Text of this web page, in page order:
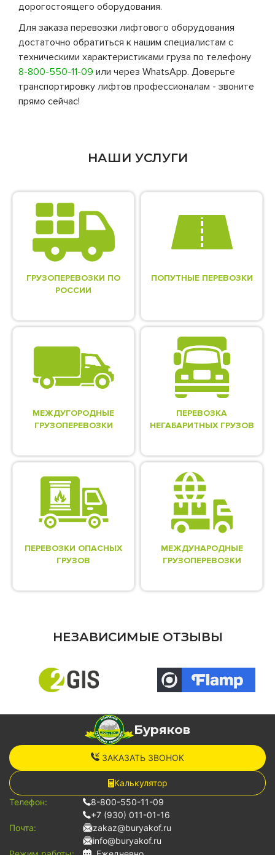
дорогостоящего оборудования.
Для заказа перевозки лифтового оборудования
достаточно обратиться к нашим специалистам с
техническими характеристиками груза по телефону
8-800-550-11-09 или через WhatsApp. Доверьте
транспортировку лифтов профессионалам - звоните
прямо сейчас!
НАШИ УСЛУГИ
ГРУЗОПЕРЕВОЗКИ ПО
РОССИИ
ПОПУТНЫЕ ПЕРЕВОЗКИ
МЕЖДУГОРОДНЫЕ
ГРУЗОПЕРЕВОЗКИ
ПЕРЕВОЗКА
НЕГАБАРИТНЫХ ГРУЗОВ
ПЕРЕВОЗКИ ОПАСНЫХ
ГРУЗОВ
МЕЖДУНАРОДНЫЕ
ГРУЗОПЕРЕВОЗКИ
НЕЗАВИСИМЫЕ ОТЗЫВЫ
Буряков
ЗАКАЗАТЬ ЗВОНОК
Калькулятор
Телефон:
8-800-550-11-09
+7 (930) 011-01-16
Почта:
zakaz@buryakof.ru
info@buryakof.ru